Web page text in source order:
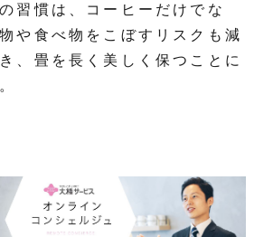
習慣は、コーヒーだけでな
や食べ物をこぼすリスクも減
、畳を長く美しく保つことに